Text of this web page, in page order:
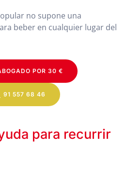
no supone una
beber en cualquier lugar del
POR 30 €
91 557 68 46
para recurrir